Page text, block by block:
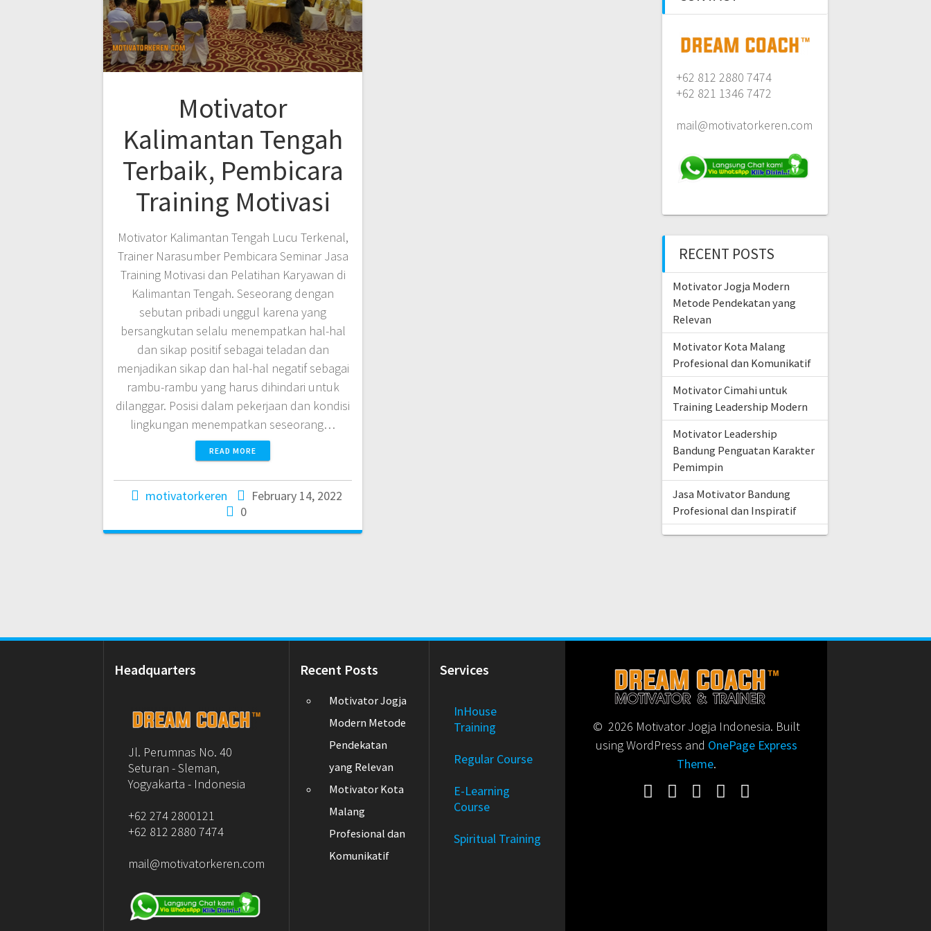
Motivator
Kalimantan Tengah
Terbaik, Pembicara
Training Motivasi
Motivator Kalimantan Tengah Lucu Terkenal,
Trainer Narasumber Pembicara Seminar Jasa
Training Motivasi dan Pelatihan Karyawan di
Kalimantan Tengah. Seseorang dengan
sebutan pribadi unggul karena yang
bersangkutan selalu menempatkan hal-hal
dan sikap positif sebagai teladan dan
menjadikan sikap dan hal-hal negatif sebagai
rambu-rambu yang harus dihindari untuk
dilanggar. Posisi dalam pekerjaan dan kondisi
lingkungan menempatkan seseorang…
READ MORE
motivatorkeren
February 14, 2022
0
+62 812 2880 7474
+62 821 1346 7472
mail@motivatorkeren.com
RECENT POSTS
Motivator Jogja Modern
Metode Pendekatan yang
Relevan
Motivator Kota Malang
Profesional dan Komunikatif
Motivator Cimahi untuk
Training Leadership Modern
Motivator Leadership
Bandung Penguatan Karakter
Pemimpin
Jasa Motivator Bandung
Profesional dan Inspiratif
Headquarters
Jl. Perumnas No. 40
Seturan - Sleman,
Yogyakarta - Indonesia
+62 274 2800121
+62 812 2880 7474
mail@motivatorkeren.com
Recent Posts
Motivator Jogja
Modern Metode
Pendekatan
yang Relevan
Motivator Kota
Malang
Profesional dan
Komunikatif
Services
InHouse
Training
Regular Course
E-Learning
Course
Spiritual Training
© 2026 Motivator Jogja Indonesia. Built
using WordPress and OnePage Express
Theme.